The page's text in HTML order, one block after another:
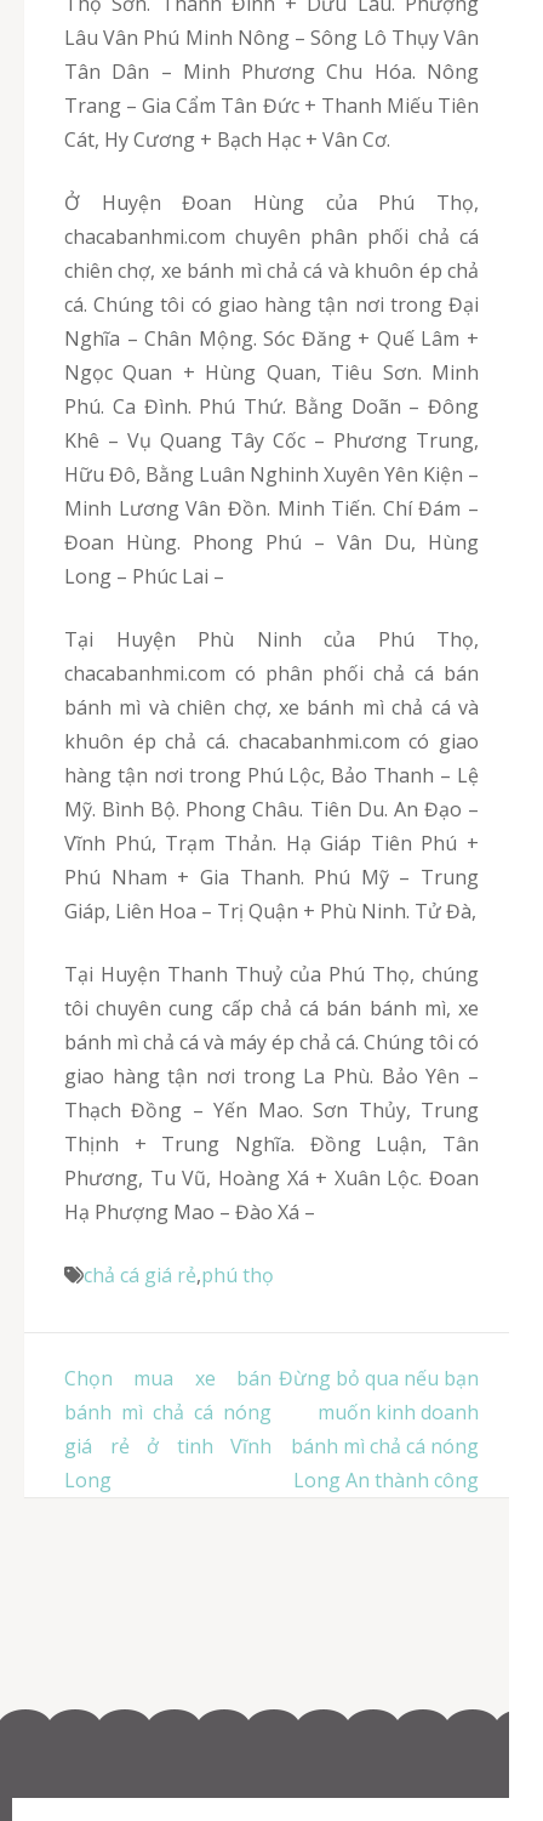
Lâu Vân Phú Minh Nông – Sông Lô Thụy Vân
Tân Dân – Minh Phương Chu Hóa. Nông
Trang – Gia Cẩm Tân Đức + Thanh Miếu Tiên
Cát, Hy Cương + Bạch Hạc + Vân Cơ.
Ở Huyện Đoan Hùng của Phú Thọ,
chacabanhmi.com chuyên phân phối chả cá
chiên chợ, xe bánh mì chả cá và khuôn ép chả
cá. Chúng tôi có giao hàng tận nơi trong Đại
Nghĩa – Chân Mộng. Sóc Đăng + Quế Lâm +
Ngọc Quan + Hùng Quan, Tiêu Sơn. Minh
Phú. Ca Đình. Phú Thứ. Bằng Doãn – Đông
Khê – Vụ Quang Tây Cốc – Phương Trung,
Hữu Đô, Bằng Luân Nghinh Xuyên Yên Kiện –
Minh Lương Vân Đồn. Minh Tiến. Chí Đám –
Đoan Hùng. Phong Phú – Vân Du, Hùng
Long – Phúc Lai –
Tại Huyện Phù Ninh của Phú Thọ,
chacabanhmi.com có phân phối chả cá bán
bánh mì và chiên chợ, xe bánh mì chả cá và
khuôn ép chả cá. chacabanhmi.com có giao
hàng tận nơi trong Phú Lộc, Bảo Thanh – Lệ
Mỹ. Bình Bộ. Phong Châu. Tiên Du. An Đạo –
Vĩnh Phú, Trạm Thản. Hạ Giáp Tiên Phú +
Phú Nham + Gia Thanh. Phú Mỹ – Trung
Giáp, Liên Hoa – Trị Quận + Phù Ninh. Tử Đà,
Tại Huyện Thanh Thuỷ của Phú Thọ, chúng
tôi chuyên cung cấp chả cá bán bánh mì, xe
bánh mì chả cá và máy ép chả cá. Chúng tôi có
giao hàng tận nơi trong La Phù. Bảo Yên –
Thạch Đồng – Yến Mao. Sơn Thủy, Trung
Thịnh + Trung Nghĩa. Đồng Luận, Tân
Phương, Tu Vũ, Hoàng Xá + Xuân Lộc. Đoan
Hạ Phượng Mao – Đào Xá –
chả cá giá rẻ,phú thọ
Điều
hướng
bài
viết
Chọn mua xe bán
bánh mì chả cá nóng
giá rẻ ở tinh Vĩnh
Long
Đừng bỏ qua nếu bạn
muốn kinh doanh
bánh mì chả cá nóng
Long An thành công